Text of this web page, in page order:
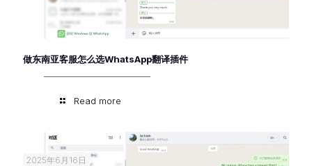
做东南亚客服怎么选WhatsApp翻译插件
Read more
2025年6月16日